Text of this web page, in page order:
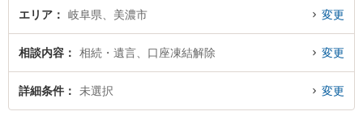
費用、強みなどが注目されています。『美濃市で土日や夜間に発生した口座凍
を法律相談できる美濃市内の弁護士に相談予約したい』などでお困りの相談者
さんにおすすめです。
エリア 岐阜県、美濃市 変更
相談内容 相続・遺言、口座凍結解除 変更
詳細条件 未選択 変更